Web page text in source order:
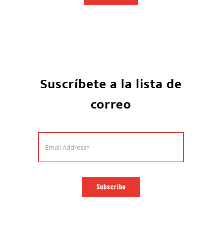
Suscríbete a la lista de
correo
Subscribe